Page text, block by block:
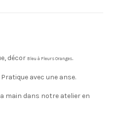
décor Bleu à Fleurs Oranges.
avec une anse.
main dans notre atelier en